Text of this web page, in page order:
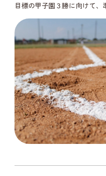
目標の甲子園３勝に向けて、